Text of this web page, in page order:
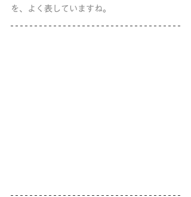
を、よく表していますね。